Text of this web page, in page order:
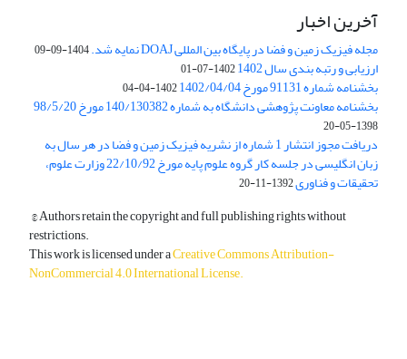
آخرین اخبار
مجله فیزیک زمین و فضا در پایگاه بین المللی DOAJ نمایه شد. 1404-09-09
ارزیابی و رتبه بندی سال 1402 1402-07-01
بخشنامه شماره 91131 مورخ 1402/04/04 1402-04-04
بخشنامه معاونت پژوهشی دانشگاه به شماره 140/130382 مورخ 98/5/20
1398-05-20
دریافت مجوز انتشار 1 شماره از نشریه فیزیک زمین و فضا در هر سال به
زبان انگلیسی در جلسه کار گروه علوم پایه مورخ 22/10/92 وزارت علوم،
تحقیقات و فناوری1392-11-20
© Authors retain the copyright and full publishing rights without
restrictions.
This work is licensed under aCreative Commons Attribution-
NonCommercial 4.0 International License.